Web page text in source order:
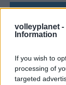
volleyplanet -
Information
If you wish to
processing of
targeted
ΓΝΩΜΕΣ